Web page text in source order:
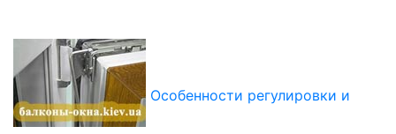
Особенности регулировки и